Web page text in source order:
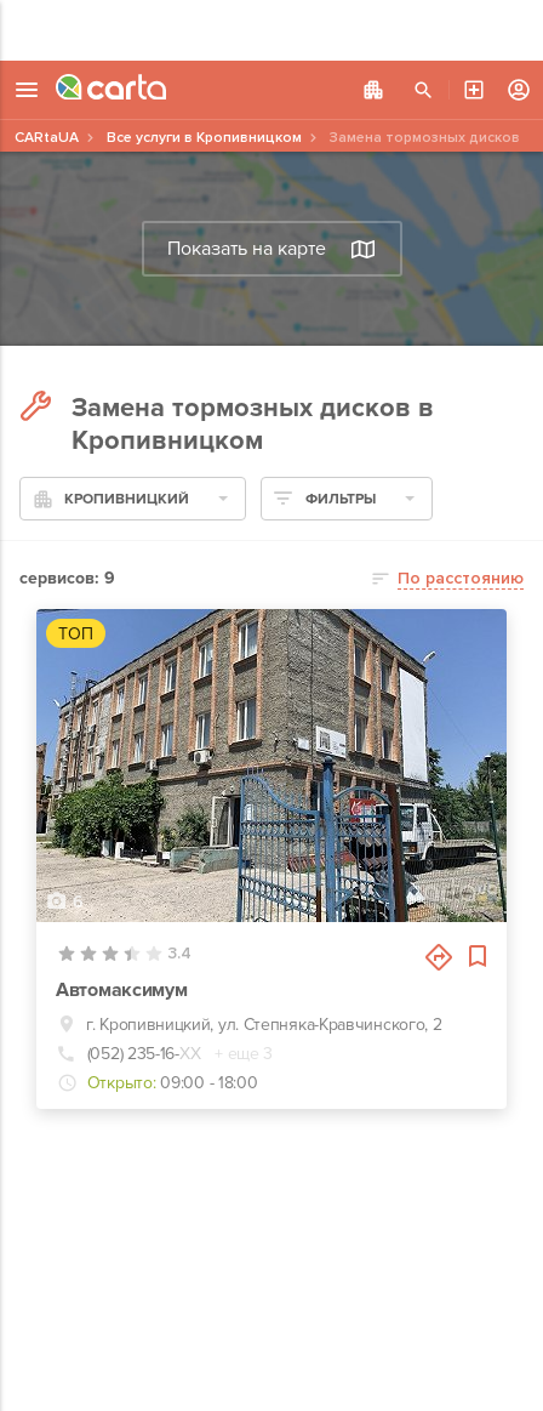
Показать на карте
CARtaUA Все услуги в Кропивницком Замена тормозных дисков
Замена тормозных дисков в
Кропивницком
КРОПИВНИЦКИЙ ФИЛЬТРЫ
сервисов: 9 По расстоянию
ТОП
6
3.4
Автомаксимум
г. Кропивницкий, ул. Степняка-Кравчинского, 2
(052) 235-16-ХХ
+ еще 3
Открыто: 09:00 - 18:00